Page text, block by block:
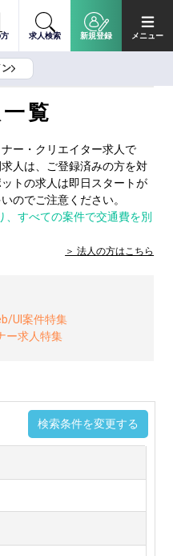
求人検索 新規登録 メニュー
ン
覧
ー・クリエイター求人で
人は、ご登録済みの方を対
トの求人は即日スタートが
のでご注意ください。
すべての案件で交通費を別
法人の方はこちら
UI案件特集
ー求人特集
検索条件を変更する